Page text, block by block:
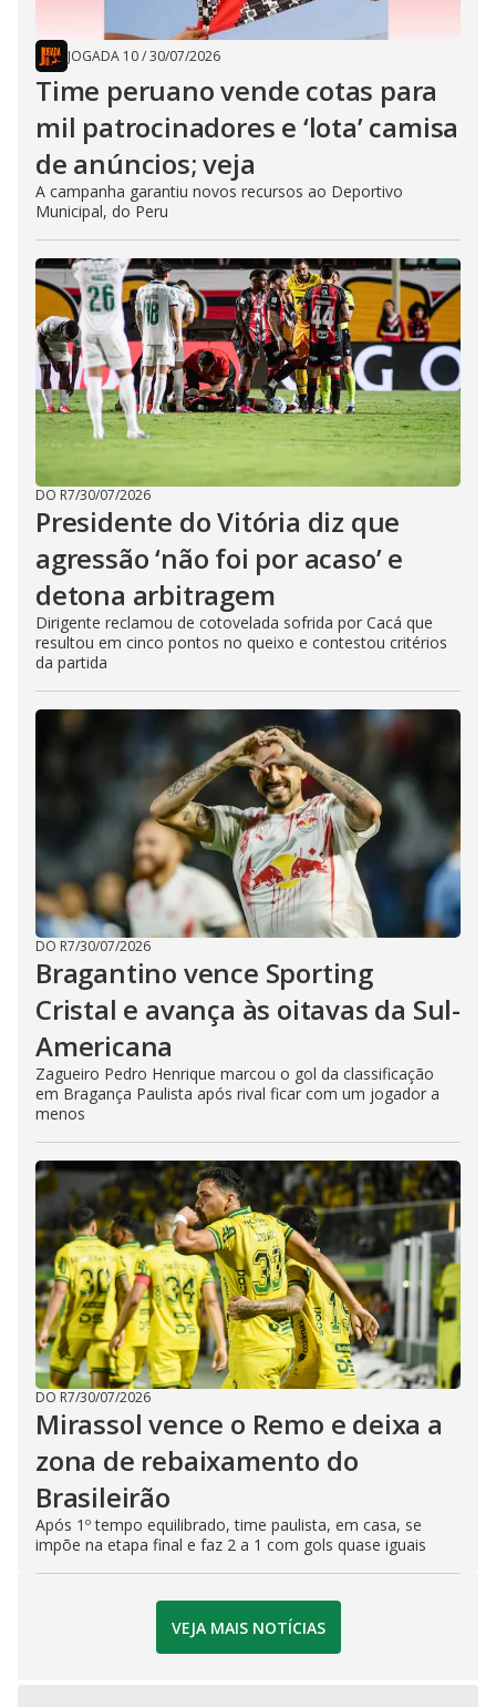
JOGADA 10/30/07/2026
Time peruano vende cotas para
mil patrocinadores e ‘lota’ camisa
de anúncios; veja
A campanha garantiu novos recursos ao Deportivo
Municipal, do Peru
DO R7/30/07/2026
Presidente do Vitória diz que
agressão ‘não foi por acaso’ e
detona arbitragem
Dirigente reclamou de cotovelada sofrida por Cacá que
resultou em cinco pontos no queixo e contestou critérios
da partida
DO R7/30/07/2026
Bragantino vence Sporting
Cristal e avança às oitavas da Sul-
Americana
Zagueiro Pedro Henrique marcou o gol da classificação
em Bragança Paulista após rival ficar com um jogador a
menos
DO R7/30/07/2026
Mirassol vence o Remo e deixa a
zona de rebaixamento do
Brasileirão
Após 1º tempo equilibrado, time paulista, em casa, se
impõe na etapa final e faz 2 a 1 com gols quase iguais
VEJA MAIS NOTÍCIAS